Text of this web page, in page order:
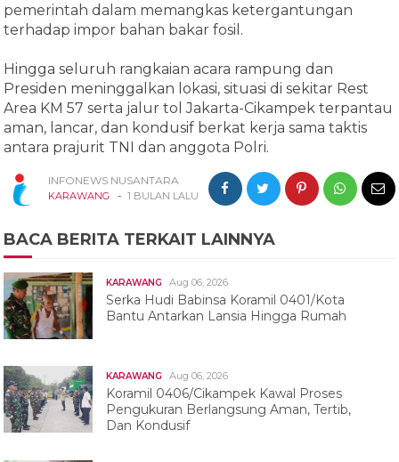
pemerintah dalam memangkas ketergantungan
terhadap impor bahan bakar fosil.
Hingga seluruh rangkaian acara rampung dan
Presiden meninggalkan lokasi, situasi di sekitar Rest
Area KM 57 serta jalur tol Jakarta-Cikampek terpantau
aman, lancar, dan kondusif berkat kerja sama taktis
antara prajurit TNI dan anggota Polri.
INFONEWS NUSANTARA
KARAWANG - 1 BULAN LALU
BACA BERITA TERKAIT LAINNYA
KARAWANG Aug 06, 2026
Serka Hudi Babinsa Koramil 0401/Kota
Bantu Antarkan Lansia Hingga Rumah
KARAWANG Aug 06, 2026
Koramil 0406/Cikampek Kawal Proses
Pengukuran Berlangsung Aman, Tertib,
Dan Kondusif